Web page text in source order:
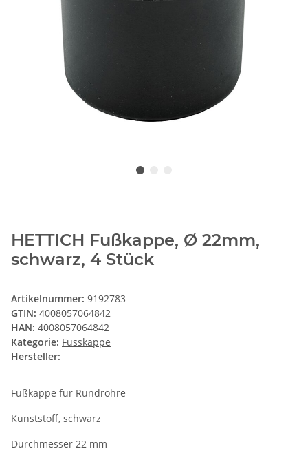
HETTICH Fußkappe, Ø 22mm,
schwarz, 4 Stück
Artikelnummer: 9192783
GTIN: 4008057064842
HAN: 4008057064842
Kategorie: Fusskappe
Hersteller:
Fußkappe für Rundrohre
Kunststoff, schwarz
Durchmesser 22 mm